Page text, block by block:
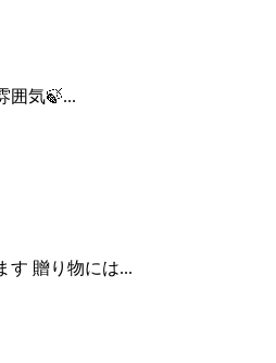
囲気🍃...
贈り物には...